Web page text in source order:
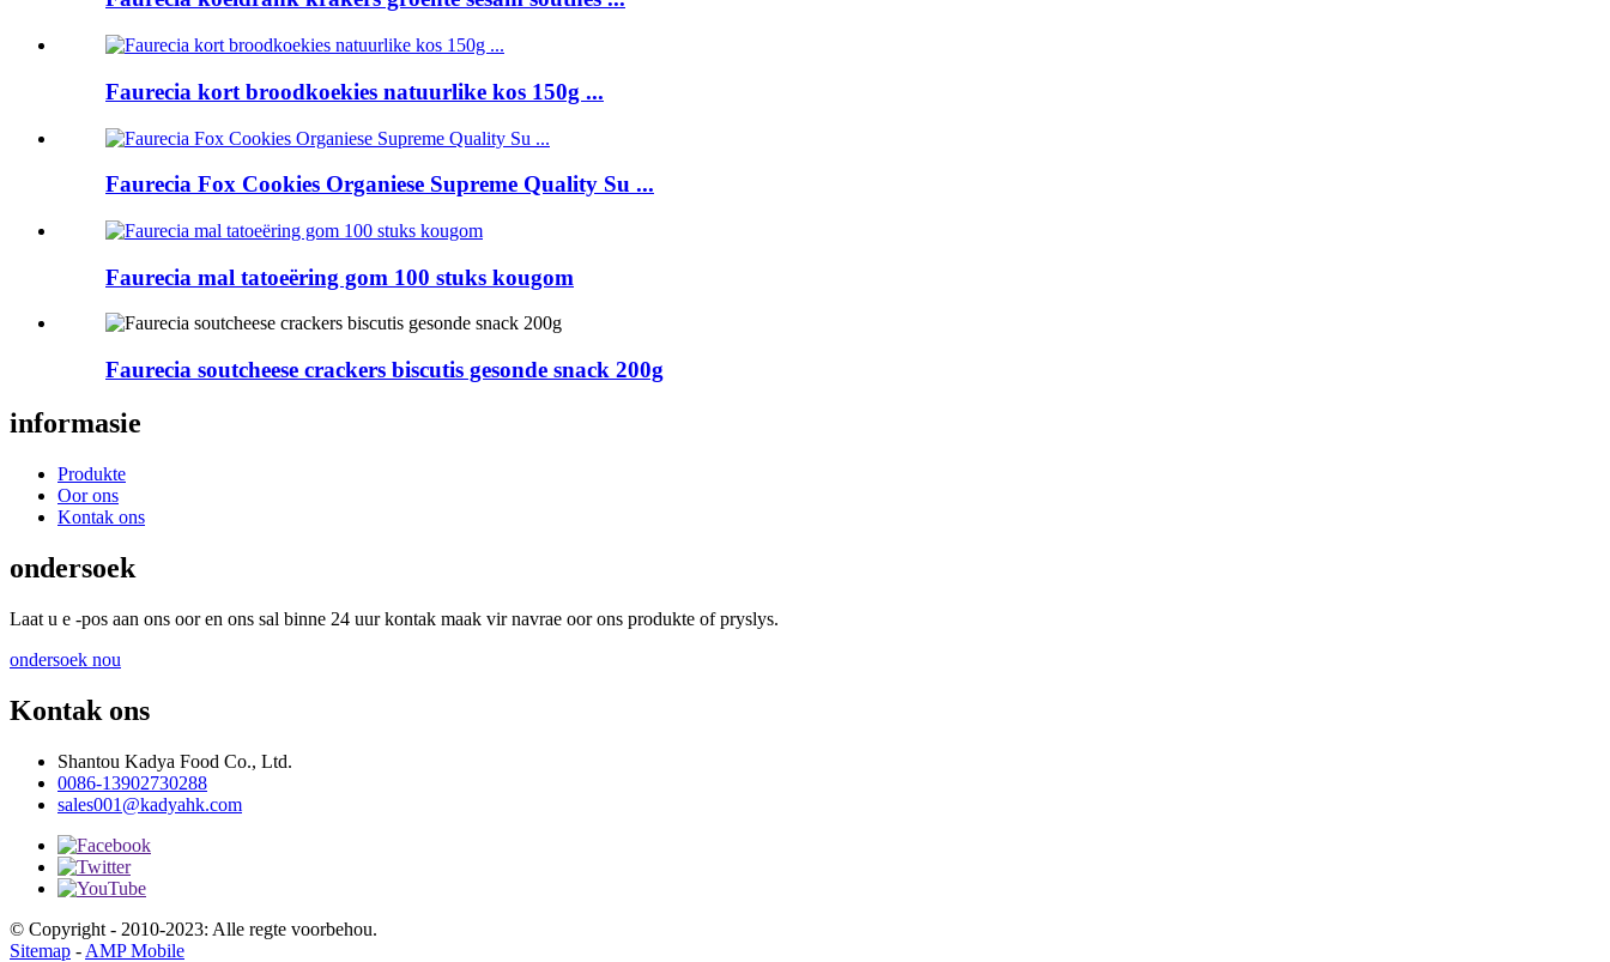
Faurecia kort broodkoekies natuurlike kos 150g ...
Faurecia Fox Cookies Organiese Supreme Quality Su ...
Faurecia mal tatoeëring gom 100 stuks kougom
Faurecia soutcheese crackers biscutis gesonde snack 200g
informasie
Produkte
Oor ons
Kontak ons
ondersoek
Laat u e -pos aan ons oor en ons sal binne 24 uur kontak maak vir navrae oor ons produkte of pryslys.
ondersoek nou
Kontak ons
Shantou Kadya Food Co., Ltd.
0086-13902730288
sales001@kadyahk.com
© Copyright - 2010-2023: Alle regte voorbehou.
Sitemap - AMP Mobile